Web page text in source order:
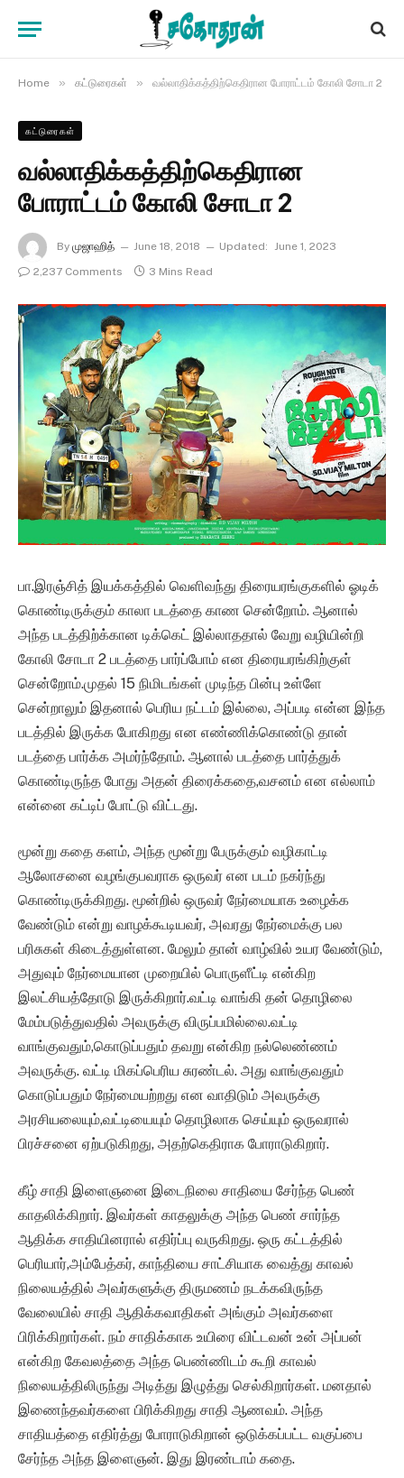
Home » கட்டுரைகள் » வல்லாதிக்கத்திற்கெதிரான போராட்டம் கோலி சோடா 2
கட்டுரைகள்
வல்லாதிக்கத்திற்கெதிரான
போராட்டம் கோலி சோடா 2
By முஜாஹித் June 18, 2018 Updated: June 1, 2023
2,237 Comments
3 Mins Read
பா.இரஞ்சித் இயக்கத்தில் வெளிவந்து திரையரங்குகளில் ஓடிக்
கொண்டிருக்கும் காலா படத்தை காண சென்றோம். ஆனால்
அந்த படத்திற்க்கான டிக்கெட் இல்லாததால் வேறு வழியின்றி
கோலி சோடா 2 படத்தை பார்ப்போம் என திரையரங்கிற்குள்
சென்றோம்.முதல் 15 நிமிடங்கள் முடிந்த பின்பு உள்ளே
சென்றாலும் இதனால் பெரிய நட்டம் இல்லை, அப்படி என்ன இந்த
படத்தில் இருக்க போகிறது என எண்ணிக்கொண்டு தான்
படத்தை பார்க்க அமர்ந்தோம். ஆனால் படத்தை பார்த்துக்
கொண்டிருந்த போது அதன் திரைக்கதை,வசனம் என எல்லாம்
என்னை கட்டிப் போட்டு விட்டது.
மூன்று கதை களம், அந்த மூன்று பேருக்கும் வழிகாட்டி
ஆலோசனை வழங்குபவராக ஒருவர் என படம் நகர்ந்து
கொண்டிருக்கிறது. மூன்றில் ஒருவர் நேர்மையாக உழைக்க
வேண்டும் என்று வாழக்கூடியவர், அவரது நேர்மைக்கு பல
பரிசுகள் கிடைத்துள்ளன. மேலும் தான் வாழ்வில் உயர வேண்டும்,
அதுவும் நேர்மையான முறையில் பொருளீட்டி என்கிற
இலட்சியத்தோடு இருக்கிறார்.வட்டி வாங்கி தன் தொழிலை
மேம்படுத்துவதில் அவருக்கு விருப்பமில்லை.வட்டி
வாங்குவதும்,கொடுப்பதும் தவறு என்கிற நல்லெண்ணம்
அவருக்கு. வட்டி மிகப்பெரிய சுரண்டல். அது வாங்குவதும்
கொடுப்பதும் நேர்மையற்றது என வாதிடும் அவருக்கு
அரசியலையும்,வட்டியையும் தொழிலாக செய்யும் ஒருவரால்
பிரச்சனை ஏற்படுகிறது, அதற்கெதிராக போராடுகிறார்.
கீழ் சாதி இளைஞனை இடைநிலை சாதியை சேர்ந்த பெண்
காதலிக்கிறார். இவர்கள் காதலுக்கு அந்த பெண் சார்ந்த
ஆதிக்க சாதியினரால் எதிர்ப்பு வருகிறது. ஒரு கட்டத்தில்
பெரியார்,அம்பேத்கர், காந்தியை சாட்சியாக வைத்து காவல்
நிலையத்தில் அவர்களுக்கு திருமணம் நடக்கவிருந்த
வேலையில் சாதி ஆதிக்கவாதிகள் அங்கும் அவர்களை
பிரிக்கிறார்கள். நம் சாதிக்காக உயிரை விட்டவன் உன் அப்பன்
என்கிற கேவலத்தை அந்த பெண்ணிடம் கூறி காவல்
நிலையத்திலிருந்து அடித்து இழுத்து செல்கிறார்கள். மனதால்
இணைந்தவர்களை பிரிக்கிறது சாதி ஆணவம். அந்த
சாதியத்தை எதிர்த்து போராடுகிறான் ஒடுக்கப்பட்ட வகுப்பை
சேர்ந்த அந்த இளைஞன். இது இரண்டாம் கதை.